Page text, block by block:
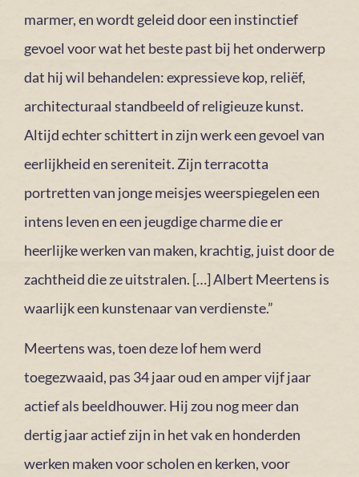
marmer, en wordt geleid door een instinctief
gevoel voor wat het beste past bij het onderwerp
dat hij wil behandelen: expressieve kop, reliëf,
architecturaal standbeeld of religieuze kunst.
Altijd echter schittert in zijn werk een gevoel van
eerlijkheid en sereniteit. Zijn terracotta
portretten van jonge meisjes weerspiegelen een
intens leven en een jeugdige charme die er
heerlijke werken van maken, krachtig, juist door de
zachtheid die ze uitstralen. […] Albert Meertens is
waarlijk een kunstenaar van verdienste.”
Meertens was, toen deze lof hem werd
toegezwaaid, pas 34 jaar oud en amper vijf jaar
actief als beeldhouwer. Hij zou nog meer dan
dertig jaar actief zijn in het vak en honderden
werken maken voor scholen en kerken, voor